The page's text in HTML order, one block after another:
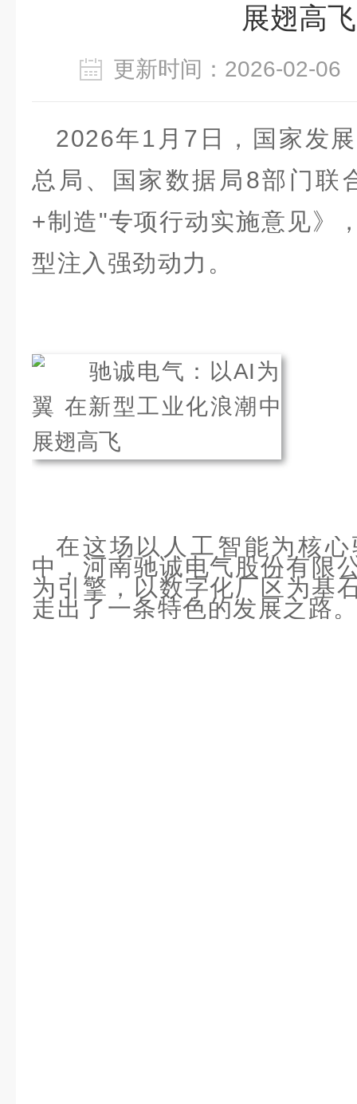
展翅高飞
更新时间：2026-02-
2026年1月7日，国家发
总局、国家数据局8部门联
+制造"专项行动实施意见》
型注入强劲动力。
在这场以人工智能为核
中，河南驰诚电气股份有限
为引擎，以数字化厂区为基
走出了一条特色的发展之路